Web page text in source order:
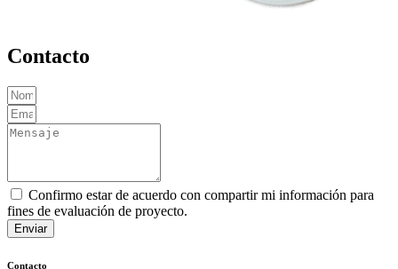
Contacto
Confirmo estar de acuerdo con compartir mi información para
fines de evaluación de proyecto.
Enviar
Contacto